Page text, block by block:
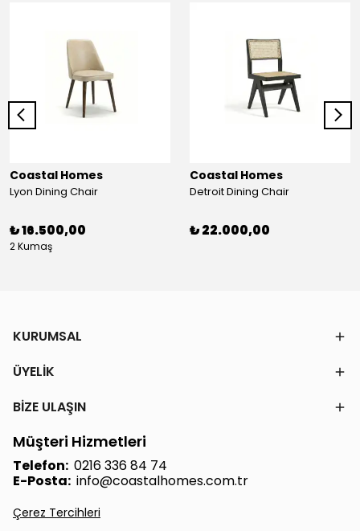
Coastal Homes
Lyon Dining Chair
₺ 16.500,00
2 Kumaş
Coastal Homes
Detroit Dining Chair
₺ 22.000,00
KURUMSAL
ÜYELİK
BİZE ULAŞIN
Müşteri Hizmetleri
Telefon: 0216 336 84 74
E-Posta: info@coastalhomes.com.tr
Çerez Tercihleri